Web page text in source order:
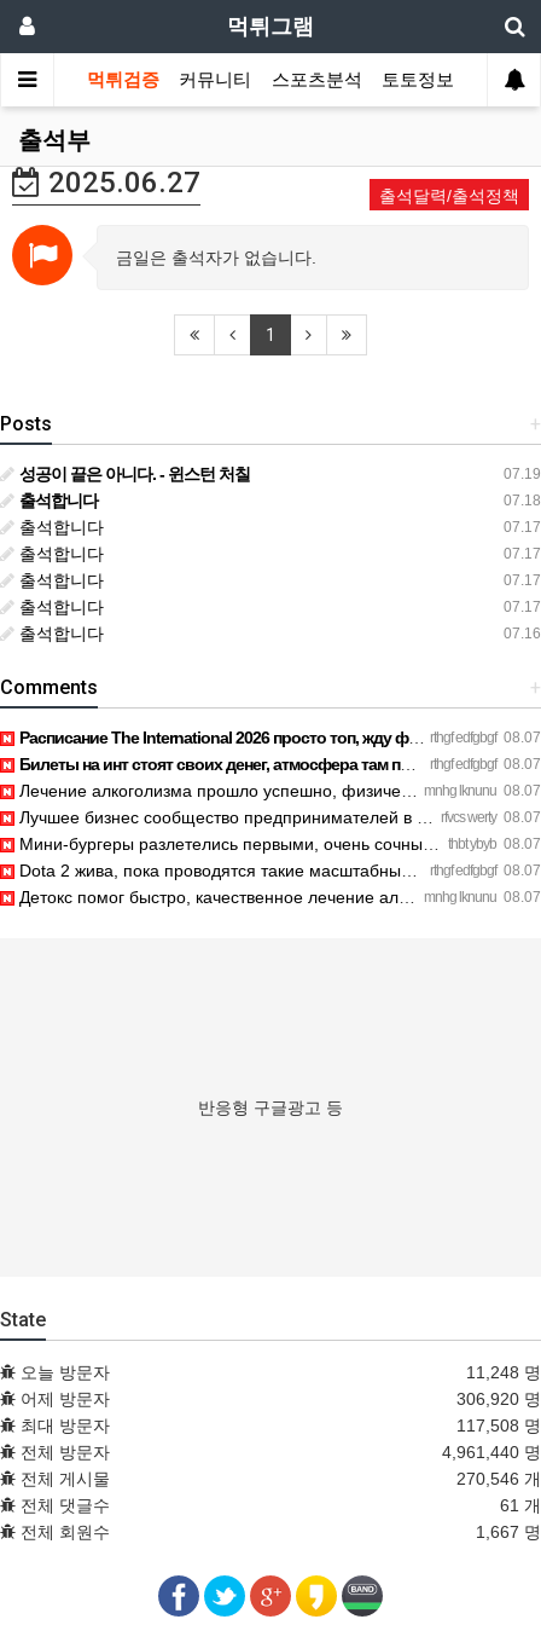
먹튀그램
먹튀검증 커뮤니티 스포츠분석 토토정보
출석부
2025.06.27 출석달력/출석정책
금일은 출석자가 없습니다.
1
+
Posts
07.19
성공이 끝은 아니다. - 윈스턴 처칠
07.18
출석합니다
07.17
출석합니다
07.17
출석합니다
07.17
출석합니다
07.17
출석합니다
07.16
출석합니다
+
Comments
rthgf edfgbgf 08.07
Расписание The International 2026 просто топ, жду финал! htt…
rthgf edfgbgf 08.07
Билеты на инт стоят своих денег, атмосфера там просто непере…
mnhg lknunu 08.07
Лечение алкоголизма прошло успешно, физической тяги больше н…
rfvcs werty 08.07
Лучшее бизнес сообщество предпринимателей в Санкт-Петербурге…
thbt ybyb 08.07
Мини-бургеры разлетелись первыми, очень сочные. https://inte…
rthgf edfgbgf 08.07
Dota 2 жива, пока проводятся такие масштабные турниры. https…
mnhg lknunu 08.07
Детокс помог быстро, качественное лечение алкоголизма Санкт-…
반응형 구글광고 등
State
오늘 방문자
11,248 명
어제 방문자
306,920 명
최대 방문자
117,508 명
전체 방문자
4,961,440 명
전체 게시물
270,546 개
전체 댓글수
61 개
전체 회원수
1,667 명